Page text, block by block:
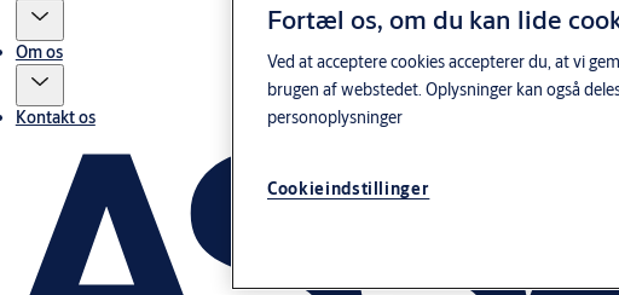
Om os
Kontakt os
Fortæl os, om du kan lide
Ved at acceptere cookies accepterer du, at vi
brugen af webstedet. Oplysninger kan også
personoplysninger
Cookieindstillinger